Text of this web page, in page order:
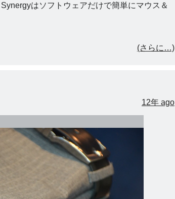
はソフトウェアだけで簡単にマウス＆
(さらに…)
12年 ago